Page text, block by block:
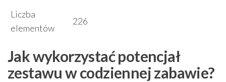
Liczba
elementów
226
Jak wykorzystać potencjał
zestawu w codziennej zabawie?